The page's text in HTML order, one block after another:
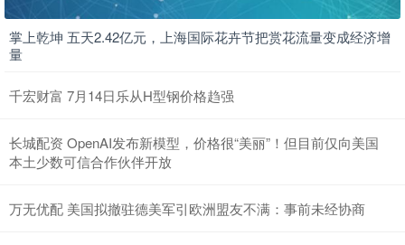
掌上乾坤 五天2.42亿元，上海国际花卉节把赏花流量变成经济增
量
千宏财富 7月14日乐从H型钢价格趋强
长城配资 OpenAI发布新模型，价格很“美丽”！但目前仅向美国
本土少数可信合作伙伴开放
万无优配 美国拟撤驻德美军引欧洲盟友不满：事前未经协商